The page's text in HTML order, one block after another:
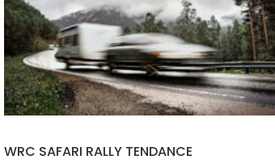
WRC SAFARI RALLY TENDANCE